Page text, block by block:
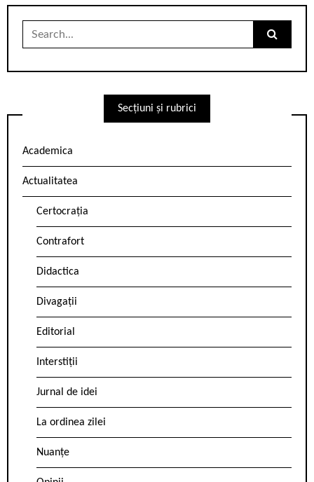
Search
Secțiuni și rubrici
Academica
Actualitatea
Certocrația
Contrafort
Didactica
Divagații
Editorial
Interstiții
Jurnal de idei
La ordinea zilei
Nuanțe